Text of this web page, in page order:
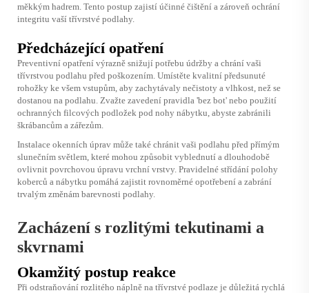
měkkým hadrem. Tento postup zajistí účinné čištění a zároveň ochrání
integritu vaší třívrstvé podlahy.
Předcházející opatření
Preventivní opatření výrazně snižují potřebu údržby a chrání vaši
třívrstvou podlahu před poškozením. Umístěte kvalitní předsunuté
rohožky ke všem vstupům, aby zachytávaly nečistoty a vlhkost, než se
dostanou na podlahu. Zvažte zavedení pravidla 'bez bot' nebo použití
ochranných filcových podložek pod nohy nábytku, abyste zabránili
škrábancům a zářezům.
Instalace okenních úprav může také chránit vaši podlahu před přímým
slunečním světlem, které mohou způsobit vyblednutí a dlouhodobě
ovlivnit povrchovou úpravu vrchní vrstvy. Pravidelné střídání polohy
koberců a nábytku pomáhá zajistit rovnoměrné opotřebení a zabrání
trvalým změnám barevnosti podlahy.
Zacházení s rozlitými tekutinami a
skvrnami
Okamžitý postup reakce
Při odstraňování rozlitého náplně na třívrstvé podlaze je důležitá rychlá